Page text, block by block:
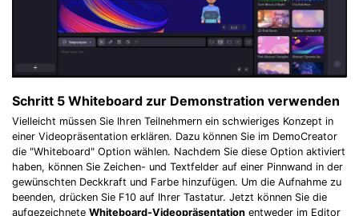
Schritt 5 Whiteboard zur Demonstration verwenden
Vielleicht müssen Sie Ihren Teilnehmern ein schwieriges Konzept in
einer Videopräsentation erklären. Dazu können Sie im DemoCreator
die "Whiteboard" Option wählen. Nachdem Sie diese Option aktiviert
haben, können Sie Zeichen- und Textfelder auf einer Pinnwand in der
gewünschten Deckkraft und Farbe hinzufügen. Um die Aufnahme zu
beenden, drücken Sie F10 auf Ihrer Tastatur. Jetzt können Sie die
aufgezeichnete Whiteboard-Videopräsentation entweder im Editor